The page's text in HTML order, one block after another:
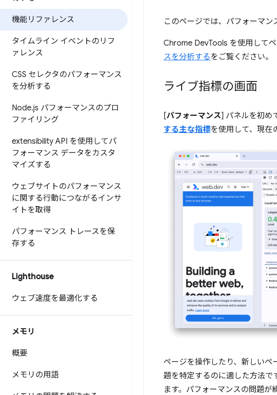
機能リファレンス
タイムライン イベントのリフ
ァレンス
CSS セレクタのパフォーマンス
を分析する
Node.js パフォーマンスのプロ
ファイリング
extensibility API を使用してパ
フォーマンス データをカスタ
マイズする
ウェブサイトのパフォーマンス
に関する行動につながるインサ
イトを取得
パフォーマンス トレースを保
存する
Lighthouse
ウェブ速度を最適化する
メモリ
概要
メモリの用語
このページでは、パフォーマン
Chrome DevTools を使用して
スを分析するをご覧ください。
ライブ指標の画面
[パフォーマンス] パネルを初め
する主な指標を使用して、現在
ページを操作したり、新しいペ
題を特定するのに適した方法で
ます。パフォーマンスの問題が